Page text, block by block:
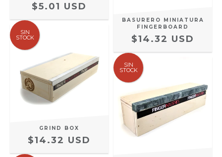
$5.01 USD
BASURERO MINIATURA
FINGERBOARD
$14.32 USD
SIN
STOCK
GRIND BOX
$14.32 USD
SIN
STOCK